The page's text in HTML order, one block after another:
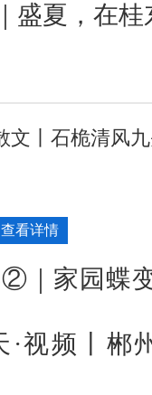
盛夏，在
文丨石桅清风
查看详情
②｜家园蝶
视频丨郴